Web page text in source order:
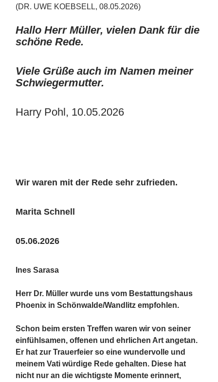
(DR. UWE KOEBSELL, 08.05.2026)
Hallo Herr Müller, vielen Dank für die
schöne Rede.
Viele Grüße auch im Namen meiner
Schwiegermutter.
Harry Pohl, 10.05.2026
Wir waren mit der Rede sehr zufrieden.
Marita Schnell
05.06.2026
Ines Sarasa
Herr Dr. Müller wurde uns vom Bestattungshaus
Phoenix in Schönwalde/Wandlitz empfohlen.
Schon beim ersten Treffen waren wir von seiner
einfühlsamen, offenen und ehrlichen Art angetan.
Er hat zur Trauerfeier so eine wundervolle und
meinem Vati würdige Rede gehalten. Diese hat
nicht nur an die wichtigste Momente erinnert,